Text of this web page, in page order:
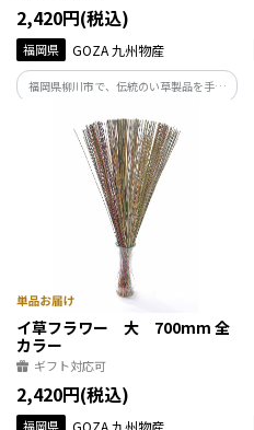
2,420円(税込)
福岡県 GOZA 九州物産
福岡県柳川市で、伝統のい草製品を手が
ラワーです。
イ草フラワー 大 700mm 全
カラー
ギフト対応可
2,420円(税込)
福岡県